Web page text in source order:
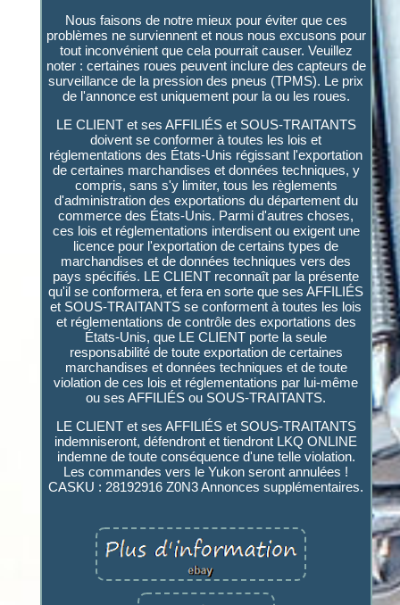
Nous faisons de notre mieux pour éviter que ces
problèmes ne surviennent et nous nous excusons pour
tout inconvénient que cela pourrait causer. Veuillez
noter : certaines roues peuvent inclure des capteurs de
surveillance de la pression des pneus (TPMS). Le prix
de l'annonce est uniquement pour la ou les roues.
LE CLIENT et ses AFFILIÉS et SOUS-TRAITANTS
doivent se conformer à toutes les lois et
réglementations des États-Unis régissant l'exportation
de certaines marchandises et données techniques, y
compris, sans s'y limiter, tous les règlements
d'administration des exportations du département du
commerce des États-Unis. Parmi d'autres choses,
ces lois et réglementations interdisent ou exigent une
licence pour l'exportation de certains types de
marchandises et de données techniques vers des
pays spécifiés. LE CLIENT reconnaît par la présente
qu'il se conformera, et fera en sorte que ses AFFILIÉS
et SOUS-TRAITANTS se conforment à toutes les lois
et réglementations de contrôle des exportations des
États-Unis, que LE CLIENT porte la seule
responsabilité de toute exportation de certaines
marchandises et données techniques et de toute
violation de ces lois et réglementations par lui-même
ou ses AFFILIÉS ou SOUS-TRAITANTS.
LE CLIENT et ses AFFILIÉS et SOUS-TRAITANTS
indemniseront, défendront et tiendront LKQ ONLINE
indemne de toute conséquence d'une telle violation.
Les commandes vers le Yukon seront annulées !
CASKU : 28192916 Z0N3 Annonces supplémentaires.